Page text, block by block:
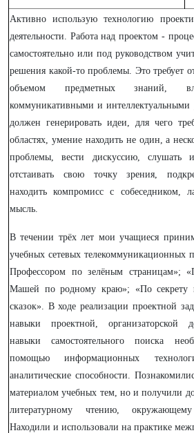
Активно использую технологию
деятельности. Работа над проектом -
самостоятельно или под руководством
решения какой-то проблемы. Это требует
объемом предметных знаний,
коммуникативными и
должен генерировать идеи, для чего
областях, умение находить не один, а
проблемы, вести дискуссию, слушать
отстаивать свою точку зрения,
находить компромисс с собеседником,
мысль.
В течении трёх лет мои учащиеся
учебных сетевых телекоммуникационных
Профессором по зелёным страницам»;
Машей по родному краю»; «По секрету
сказок». В ходе реализации проектной
навыки проектной, организаторской
навыки самостоятельного поиска
помощью информационных
аналитические способности.
материалом учебных тем, но и получили
литературному чтению,
Находили и использовали на практике